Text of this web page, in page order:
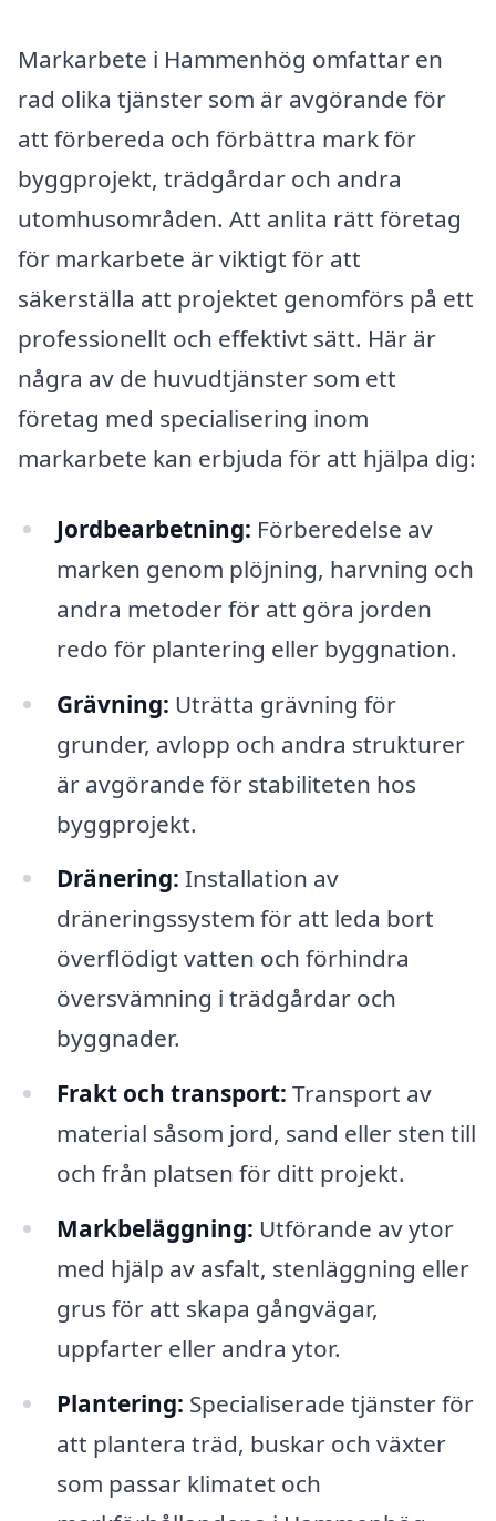
Markarbete i Hammenhög omfattar en
rad olika tjänster som är avgörande för
att förbereda och förbättra mark för
byggprojekt, trädgårdar och andra
utomhusområden. Att anlita rätt företag
för markarbete är viktigt för att
säkerställa att projektet genomförs på ett
professionellt och effektivt sätt. Här är
några av de huvudtjänster som ett
företag med specialisering inom
markarbete kan erbjuda för att hjälpa dig:
Jordbearbetning: Förberedelse av
marken genom plöjning, harvning och
andra metoder för att göra jorden
redo för plantering eller byggnation.
Grävning: Uträtta grävning för
grunder, avlopp och andra strukturer
är avgörande för stabiliteten hos
byggprojekt.
Dränering: Installation av
dräneringssystem för att leda bort
överflödigt vatten och förhindra
översvämning i trädgårdar och
byggnader.
Frakt och transport: Transport av
material såsom jord, sand eller sten till
och från platsen för ditt projekt.
Markbeläggning: Utförande av ytor
med hjälp av asfalt, stenläggning eller
grus för att skapa gångvägar,
uppfarter eller andra ytor.
Plantering: Specialiserade tjänster för
att plantera träd, buskar och växter
som passar klimatet och